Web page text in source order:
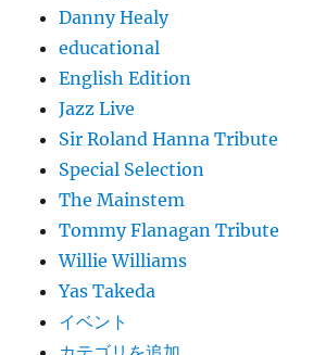
Danny Healy
educational
English Edition
Jazz Live
Sir Roland Hanna Tribute
Special Selection
The Mainstem
Tommy Flanagan Tribute
Willie Williams
Yas Takeda
イベント